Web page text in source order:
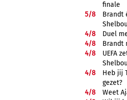
finale
5/8
Brandt
4/8
Duel
4/8
Brandt
4/8
UEFA
4/8
Heb jij
gezet?
4/8
Weet